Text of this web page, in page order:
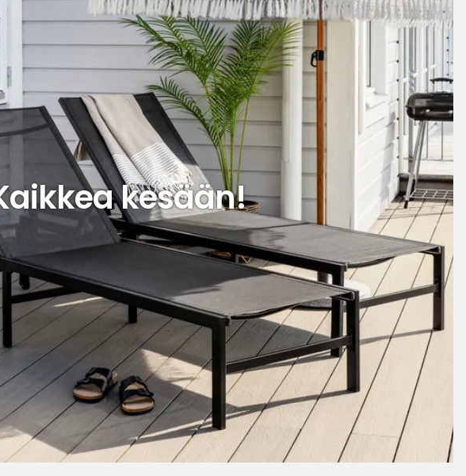
kesään!